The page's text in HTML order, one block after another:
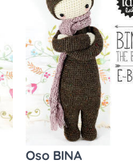
Oso BINA